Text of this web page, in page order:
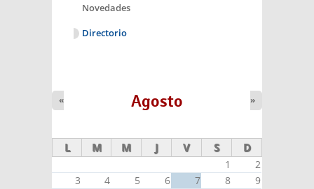
Novedades
Directorio
Agosto
« »
L M M J V S D
1
2
3
4 5 6 7 8
9